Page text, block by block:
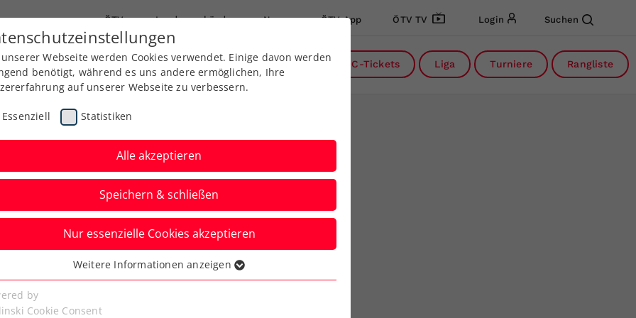
ÖTV Landesverbände News ÖTV App ÖTV TV Login Suchen
Ausbildung Services Über uns DC-Tickets Liga Turniere Rangliste
& Co.: Die
Senior:innenbereich
Webseite werden Cookies verwendet. Einige davon werden
benötigt, während es uns andere ermöglichen, Ihre
auf unserer Webseite zu verbessern.
Essenziell Statistiken
Alle akzeptieren
Speichern & schließen
Nur essenzielle Cookies akzeptieren
Cookies werden für grundlegende Funktionen der
benötigt. Dadurch ist gewährleistet, dass die Webseite
Weitere Informationen anzeigen
by
Cookie Consent